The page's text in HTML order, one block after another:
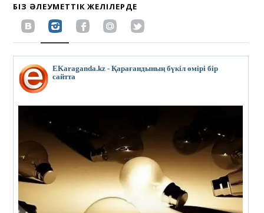
БІЗ ӘЛЕУМЕТТІК ЖЕЛІЛЕРДЕ
EKaraganda.kz - Қарағандының бүкіл өмірі бір
сайтта